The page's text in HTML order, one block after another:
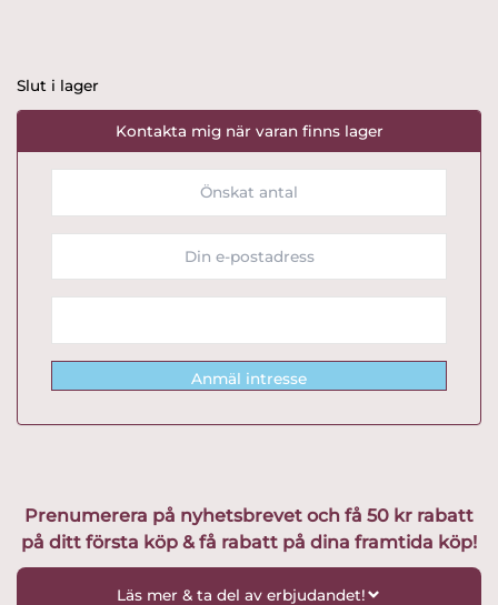
Slut i lager
Kontakta mig när varan finns lager
Anmäl intresse
Prenumerera på nyhetsbrevet och få 50 kr rabatt
på ditt första köp & få rabatt på dina framtida köp!
Läs mer & ta del av erbjudandet!